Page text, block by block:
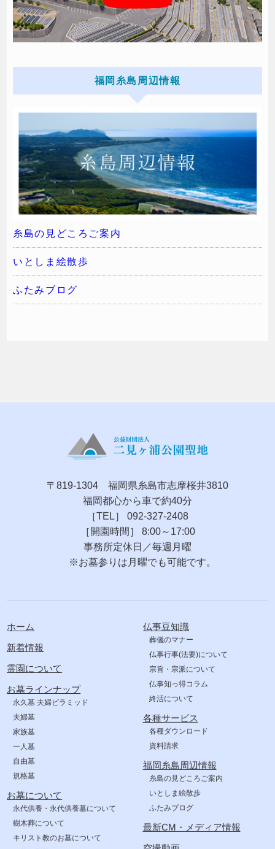
福岡糸島周辺情報
糸島の見どころご案内
いとしま絵散歩
ふたみブログ
〒819-1304 福岡県糸島市志摩桜井3810
福岡都心から車で約40分
［TEL］ 092-327-2408
［開園時間］ 8:00～17:00
事務所定休日／毎週月曜
※お墓参りは月曜でも可能です。
ホーム
新着情報
霊園について
お墓ラインナップ
永久墓 夫婦ピラミッド
夫婦墓
家族墓
一人墓
自由墓
規格墓
お墓について
永代供養・永代供養墓について
樹木葬について
キリスト教のお墓について
仏事豆知識
葬儀のマナー
仏事行事(法要)について
宗旨・宗派について
仏事知っ得コラム
終活について
各種サービス
各種ダウンロード
資料請求
福岡糸島周辺情報
糸島の見どころご案内
いとしま絵散歩
ふたみブログ
最新CM・メディア情報